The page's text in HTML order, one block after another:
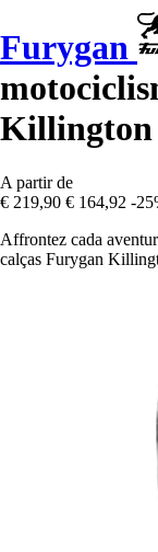
Furygan
Killington
A partir de
€ 219,90 € 164,92 -
Affrontez cada
calças Furygan